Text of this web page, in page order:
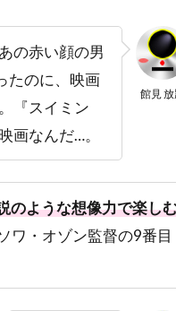
デヴィッド・アルパー
ー
ヴィッド・キタイ
デヴィッド・クロス
館見
の赤い顔の男
たのに、映画
『スイミン
画なんだ…。
のような想像力で楽し
ワ・オゾン監督の9番目